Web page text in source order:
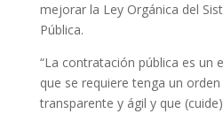
mejorar la Ley Orgánica del
Pública.
“La contratación pública es un
que se requiere tenga un
transparente y ágil y que